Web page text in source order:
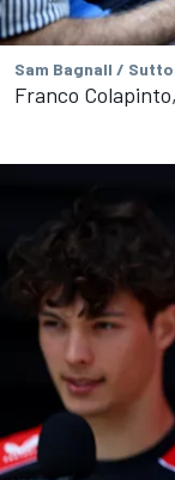
Sam Bagnall /
Franco